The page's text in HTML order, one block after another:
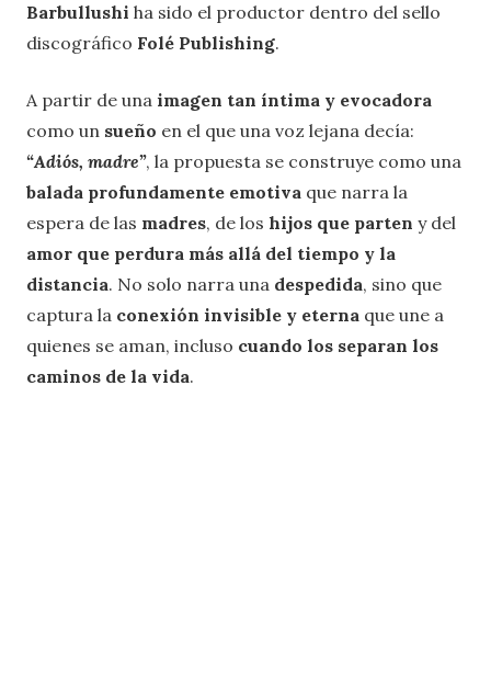
Barbullushi ha sido el productor dentro del sello
discográfico Folé Publishing.
A partir de una imagen tan íntima y evocadora
como un sueño en el que una voz lejana decía:
“Adiós, madre”, la propuesta se construye como una
balada profundamente emotiva que narra la
espera de las madres, de los hijos que parten y del
amor que perdura más allá del tiempo y la
distancia. No solo narra una despedida, sino que
captura la conexión invisible y eterna que une a
quienes se aman, incluso cuando los separan los
caminos de la vida.